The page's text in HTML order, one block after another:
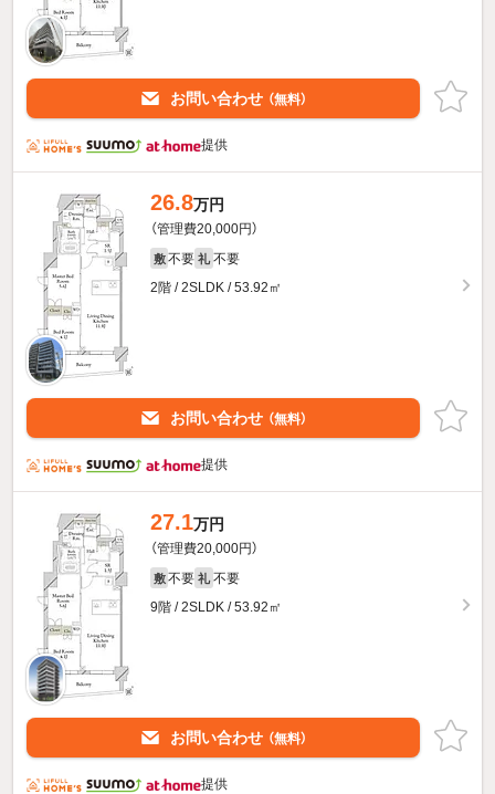
お問い合わせ （無料）
提供
26.8万円
（管理費20,000円）
敷 不要 礼 不要
2階 / 2SLDK / 53.92㎡
お問い合わせ （無料）
提供
27.1万円
（管理費20,000円）
敷 不要 礼 不要
9階 / 2SLDK / 53.92㎡
お問い合わせ （無料）
提供